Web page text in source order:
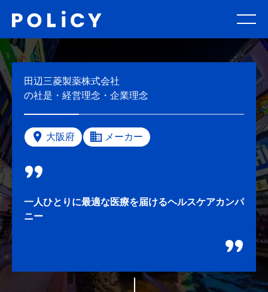
田辺三菱製薬株式会社
の社是・経営理念・企業理念
大阪府 メーカー
一人ひとりに最適な医療を届けるヘルスケアカンパ
ニー